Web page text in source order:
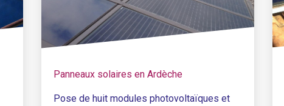
Panneaux solaires en Ardèche
Pose de huit modules photovoltaïques et